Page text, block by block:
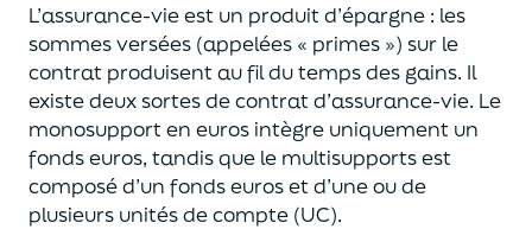
L’assurance-vie est un produit d’épargne : les
sommes versées (appelées « primes ») sur le
contrat produisent au fil du temps des gains. Il
existe deux sortesde contrat d’assurance-vie. Le
monosupport en euros intègre uniquement un
fonds euros, tandis que le multisupports est
composé d’un fonds euros et d’une ou de
plusieurs unités de compte (UC).